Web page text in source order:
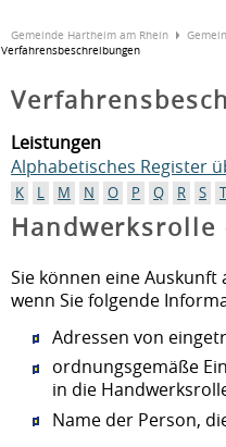
Gemeinde Hartheim am Rhein
Verfahrensbeschreibungen
Leistungen
Alphabetisches Register
K L M N O P Q R S
Sie können eine
wenn Sie folgende
Adressen von
ordnungsgemäße
in die
Name der Person,